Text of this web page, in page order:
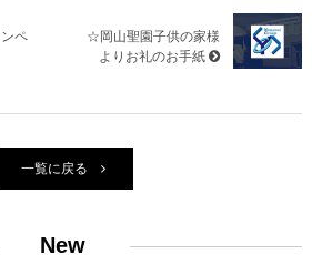
ペ
☆岡山聖園子供の家様
よりお礼のお手紙
一覧に戻る
New